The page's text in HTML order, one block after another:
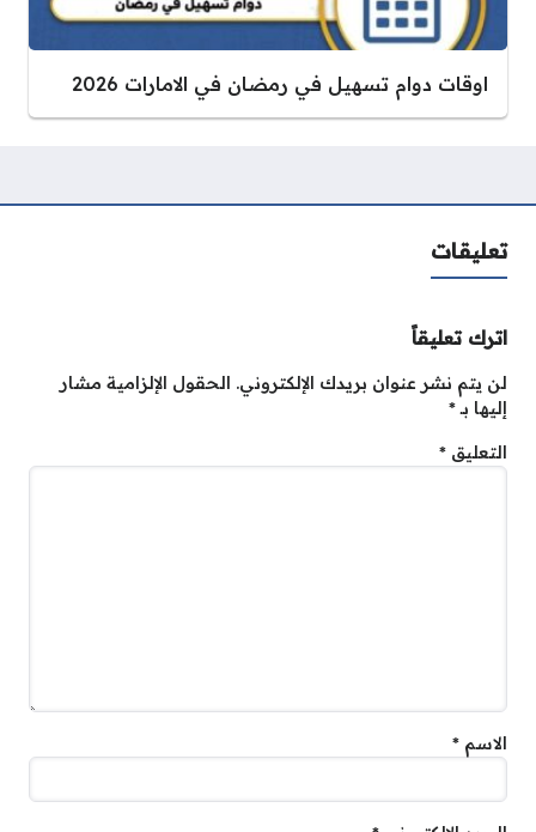
اوقات دوام تسهيل في رمضان في الامارات 2026
تعليقات
اترك تعليقاً
لن يتم نشر عنوان بريدك الإلكتروني. الحقول الإلزامية مشار
إليها بـ*
التعليق *
الاسم *